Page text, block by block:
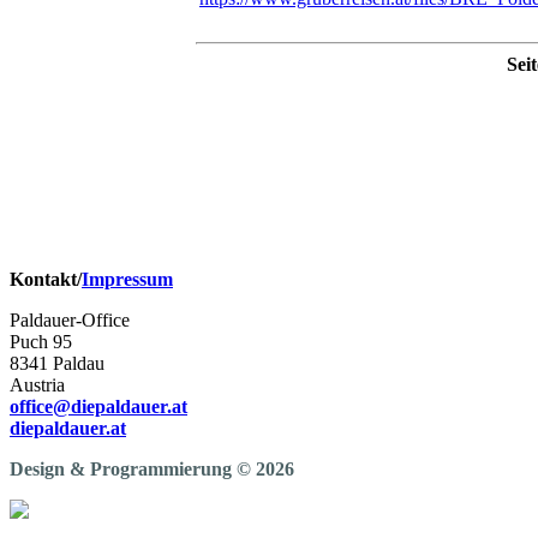
Kontakt/Impressum
Paldauer-Office
Puch 95
8341 Paldau
Austria
office@diepaldauer.at
diepaldauer.at
Design & Programmierung © 2026